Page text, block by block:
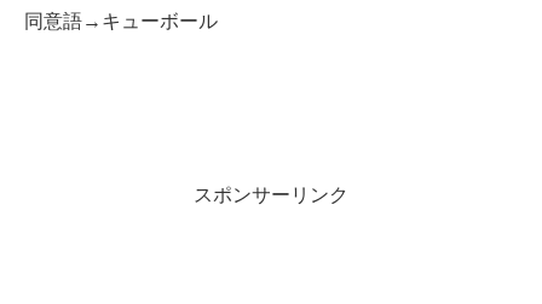
同意語→キューボール
スポンサーリンク